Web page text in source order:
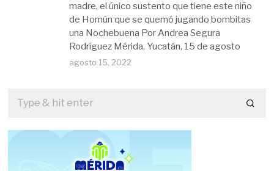
madre, el único sustento que tiene este niño
de Homún que se quemó jugando bombitas
una Nochebuena Por Andrea Segura
Rodríguez Mérida, Yucatán, 15 de agosto
agosto 15, 2022